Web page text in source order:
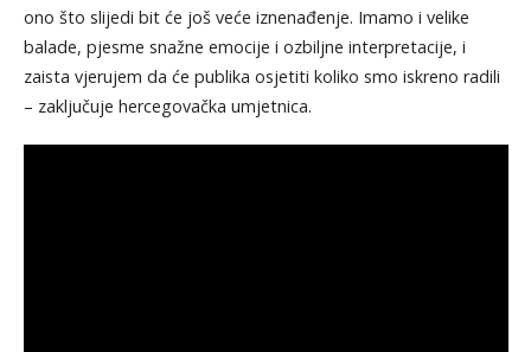
ono što slijedi bit će još veće iznenađenje. Imamo i velike
balade, pjesme snažne emocije i ozbiljne interpretacije, i
zaista vjerujem da će publika osjetiti koliko smo iskreno radili
– zaključuje hercegovačka umjetnica.